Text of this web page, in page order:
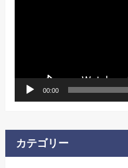
00:00
カテゴリー